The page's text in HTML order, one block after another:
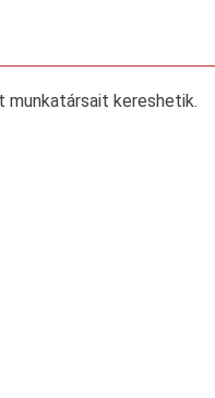
munkatársait kereshetik.